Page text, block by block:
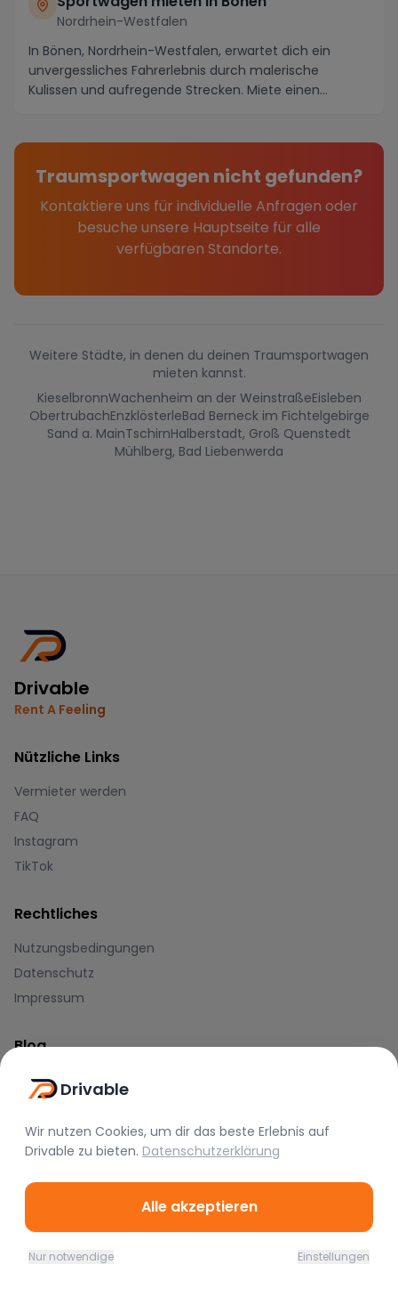
Nordrhein-Westfalen
In Bönen, Nordrhein-Westfalen, erwartet dich ein
unvergessliches Fahrerlebnis durch malerische
Kulissen und aufregende Strecken. Miete einen
Traumsportwagen nicht gefunden?
Kontaktiere uns für individuelle Anfragen oder
besuche unsere Hauptseite für alle
verfügbaren Standorte.
Weitere Städte, in denen du deinen Traumsportwagen
mieten kannst.
KieselbronnWachenheim an der WeinstraßeEisleben
ObertrubachEnzklösterleBad Berneck im Fichtelgebirge
Sand a. MainTschirnHalberstadt, Groß Quenstedt
Mühlberg, Bad Liebenwerda
Drivable
Rent A Feeling
Nützliche Links
Vermieter werden
FAQ
Instagram
TikTok
Rechtliches
Nutzungsbedingungen
Datenschutz
Impressum
Blog
Journal
Hilfe-Center
Zahlungsmethoden
Drivable
Wir nutzen Cookies, um dir das beste Erlebnis auf
Drivable zu bieten. Datenschutzerklärung
Alle akzeptieren
Nur notwendige Einstellungen